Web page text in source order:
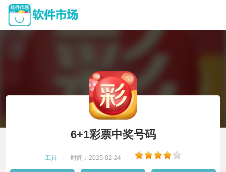
6+1彩票中奖号码
工具 时间：2025-02-24